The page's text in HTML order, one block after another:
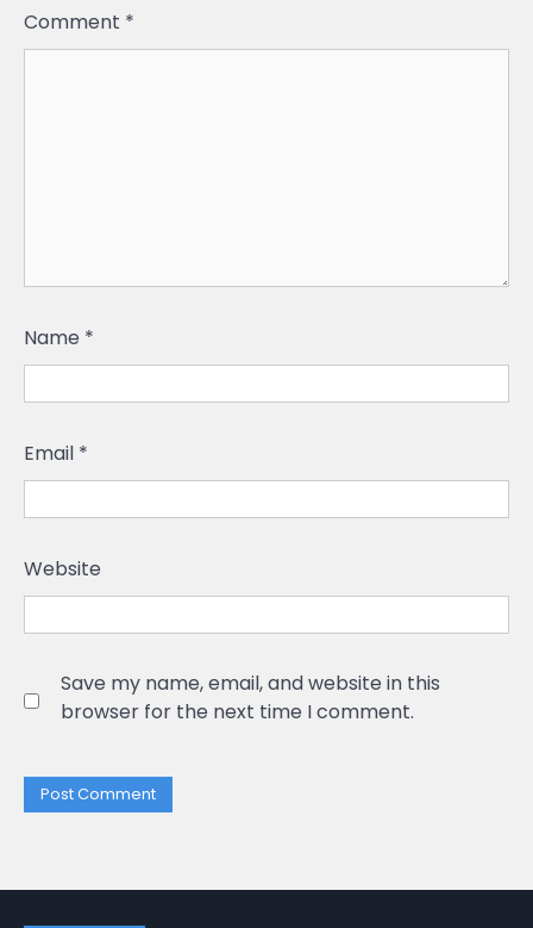
Comment *
Name *
Email *
Website
Save my name, email, and website in this
browser for the next time I comment.